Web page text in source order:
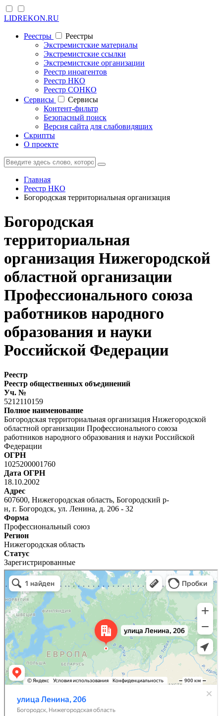
LIDREKON.RU
Реестры
Реестры
Экстремистские материалы
Экстремистские ссылки
Экстремистские организации
Реестр иноагентов
Реестр НКО
Реестр СОНКО
Cервисы
Cервисы
Контент-фильтр
Безопасный поиск
Версия сайта для слабовидящих
Скрипты
О проекте
Главная
Реестр НКО
Богородская территориальная организация
Богородская
территориальная
организация Нижегородской
областной организации
Профессионального союза
работников народного
образования и науки
Российской Федерации
Реестр
Реестр общественных объединений
Уч. №
5212110159
Полное наименование
Богородская территориальная организация Нижегородской
областной организации Профессионального союза
работников народного образования и науки Российской
Федерации
ОГРН
1025200001760
Дата ОГРН
18.10.2002
Адрес
607600, Нижегородская область, Богородский р-
н, г. Богородск, ул. Ленина, д. 206 - 32
Форма
Профессиональный союз
Регион
Нижегородская область
Статус
Зарегистрированные